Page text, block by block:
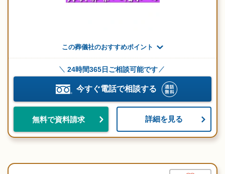
この葬儀社のおすすめポイント
24時間365日ご相談可能です
今すぐ電話で相談する
無料で資料請求 詳細を見る